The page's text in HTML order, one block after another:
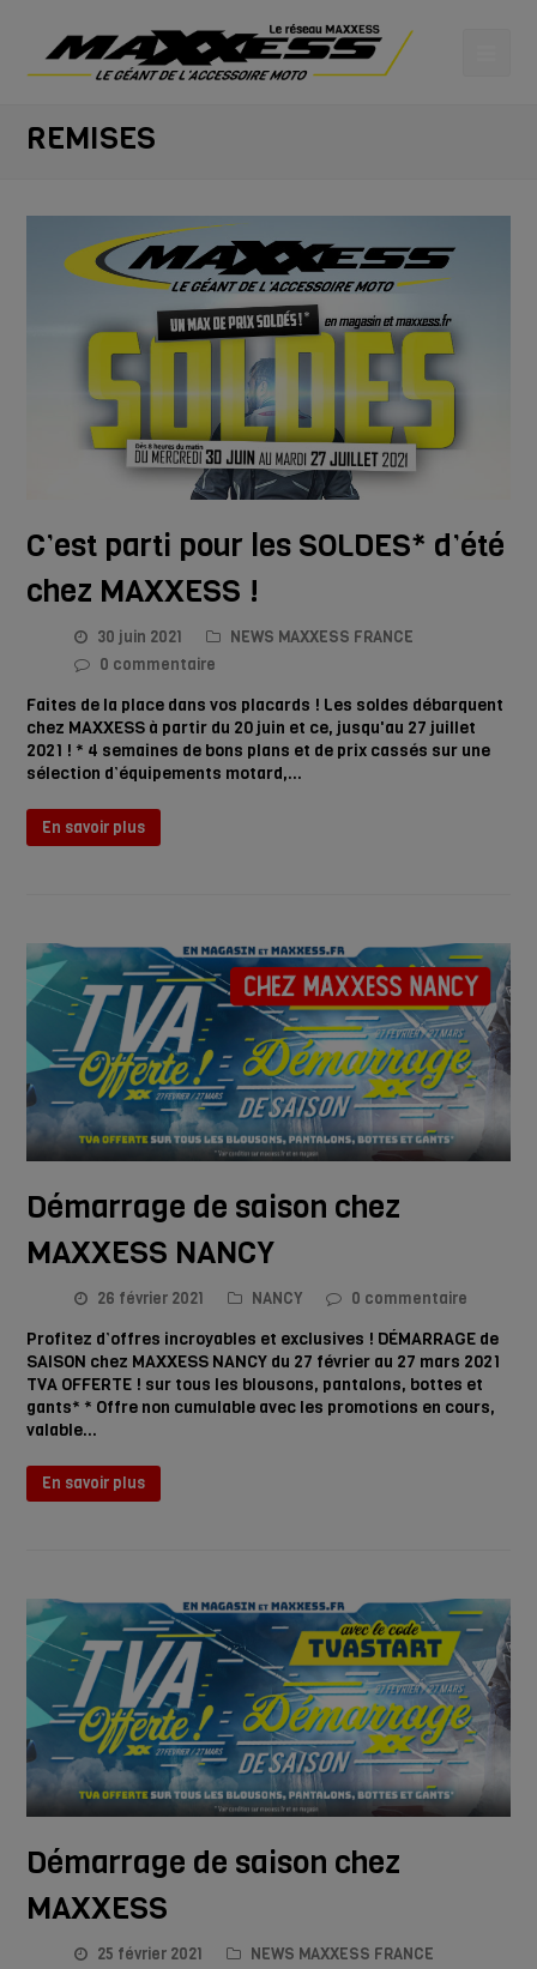
REMISES
C’est parti pour les SOLDES* d’été
chez MAXXESS !
30 juin 2021
NEWS MAXXESS FRANCE
0 commentaire
Faites de la place dans vos placards ! Les soldes débarquent
chez MAXXESS à partir du 20 juin et ce, jusqu'au 27 juillet
2021 ! * 4 semaines de bons plans et de prix cassés sur une
sélection d’équipements motard,…
En savoir plus
Démarrage de saison chez
MAXXESS NANCY
26 février 2021 NANCY 0 commentaire
Profitez d’offres incroyables et exclusives ! DÉMARRAGE de
SAISON chez MAXXESS NANCY du 27 février au 27 mars 2021
TVA OFFERTE ! sur tous les blousons, pantalons, bottes et
gants* * Offre non cumulable avec les promotions en cours,
valable…
En savoir plus
Démarrage de saison chez
MAXXESS
25 février 2021
NEWS MAXXESS FRANCE